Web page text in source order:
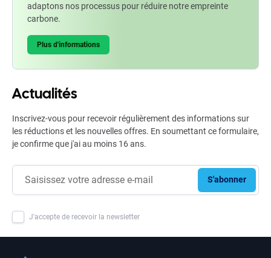
adaptons nos processus pour réduire notre empreinte
carbone.
Plus d'informations
Actualités
Inscrivez-vous pour recevoir régulièrement des informations sur
les réductions et les nouvelles offres. En soumettant ce formulaire,
je confirme que j'ai au moins 16 ans.
S'abonner
J'accepte de recevoir la newsletter